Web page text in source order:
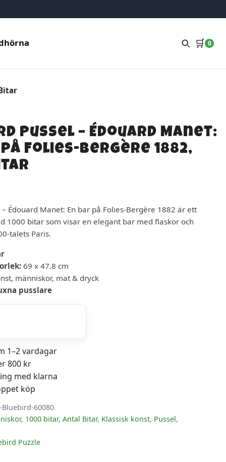
🛒 0
Pussel – Édouard Manet:
Folies-Bergère 1882,
Édouard Manet: En bar på Folies-Bergère 1882 är ett
1000 bitar som visar en elegant bar med flaskor och
talets Paris.
69 x 47.8 cm
människor, mat & dryck
pusslare
1–2 vardagar
800 kr
med klarna
köp
Bluebird-60080
, 1000 bitar,Antal Bitar, Klassisk konst, Pussel,
Puzzle